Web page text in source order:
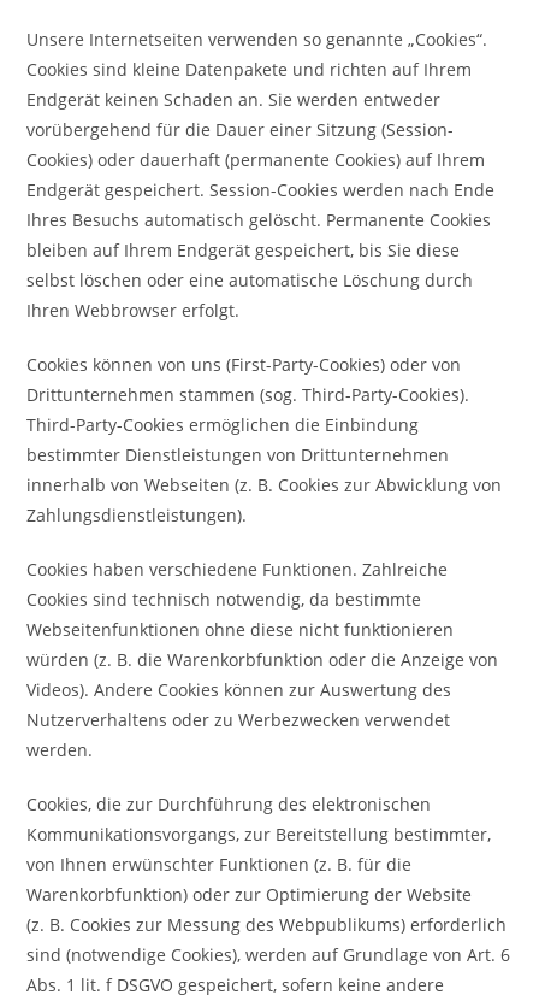
Unsere Internetseiten verwenden so genannte „Cookies“.
Cookies sind kleine Datenpakete und richten auf Ihrem
Endgerät keinen Schaden an. Sie werden entweder
vorübergehend für die Dauer einer Sitzung (Session-
Cookies) oder dauerhaft (permanente Cookies) auf Ihrem
Endgerät gespeichert. Session-Cookies werden nach Ende
Ihres Besuchs automatisch gelöscht. Permanente Cookies
bleiben auf Ihrem Endgerät gespeichert, bis Sie diese
selbst löschen oder eine automatische Löschung durch
Ihren Webbrowser erfolgt.
Cookies können von uns (First-Party-Cookies) oder von
Drittunternehmen stammen (sog. Third-Party-Cookies).
Third-Party-Cookies ermöglichen die Einbindung
bestimmter Dienstleistungen von Drittunternehmen
innerhalb von Webseiten (z. B. Cookies zur Abwicklung von
Zahlungsdienstleistungen).
Cookies haben verschiedene Funktionen. Zahlreiche
Cookies sind technisch notwendig, da bestimmte
Webseitenfunktionen ohne diese nicht funktionieren
würden (z. B. die Warenkorbfunktion oder die Anzeige von
Videos). Andere Cookies können zur Auswertung des
Nutzerverhaltens oder zu Werbezwecken verwendet
werden.
Cookies, die zur Durchführung des elektronischen
Kommunikationsvorgangs, zur Bereitstellung bestimmter,
von Ihnen erwünschter Funktionen (z. B. für die
Warenkorbfunktion) oder zur Optimierung der Website
(z. B. Cookies zur Messung des Webpublikums) erforderlich
sind (notwendige Cookies), werden auf Grundlage von Art. 6
Abs. 1 lit. f DSGVO gespeichert, sofern keine andere